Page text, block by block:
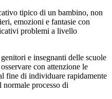
tipico di un bambino, non
emozioni e fantasie con
problemi a livello
e insegnanti delle scuole
con attenzione le
fine di individuare rapidamente
processo di